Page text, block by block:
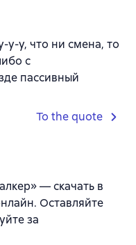
у-у, что ни смена, то
с
пассивный
To the quote
— скачать в
Оставляйте
за